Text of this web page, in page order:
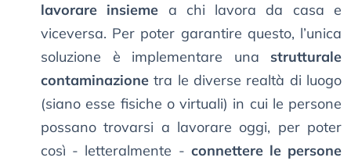
lavorare insieme a chi lavora da casa e
viceversa. Per poter garantire questo, l’unica
soluzione è implementare una strutturale
contaminazione tra le diverse realtà di luogo
(siano esse fisiche o virtuali) in cui le persone
possano trovarsi a lavorare oggi, per poter
così - letteralmente - connettere le persone